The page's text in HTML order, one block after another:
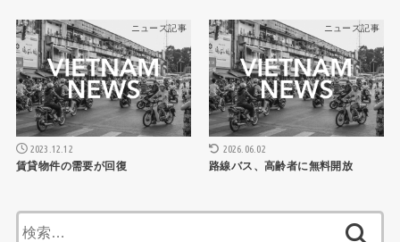
ニュース記事
2023.12.12
賃貸物件の需要が回復
ニュース記事
2026.06.02
路線バス、高齢者に無料開放